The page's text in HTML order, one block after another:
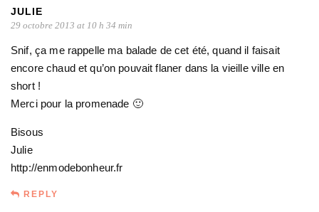
JULIE
29 octobre 2013 at 10 h 34 min
Snif, ça me rappelle ma balade de cet été, quand il faisait
encore chaud et qu’on pouvait flaner dans la vieille ville en
short !
Merci pour la promenade 🙂
Bisous
Julie
http://enmodebonheur.fr
REPLY